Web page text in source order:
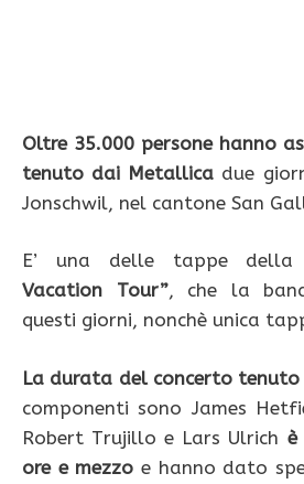
Oltre 35.000 persone hanno
tenuto dai Metallica due
Jonschwil, nel cantone San
E’ una delle tappe della
Vacation Tour”, che la
questi giorni, nonchè unica
La durata del concerto
componenti sono James
Robert Trujillo e Lars Ulrich è
ore e mezzo e hanno dato